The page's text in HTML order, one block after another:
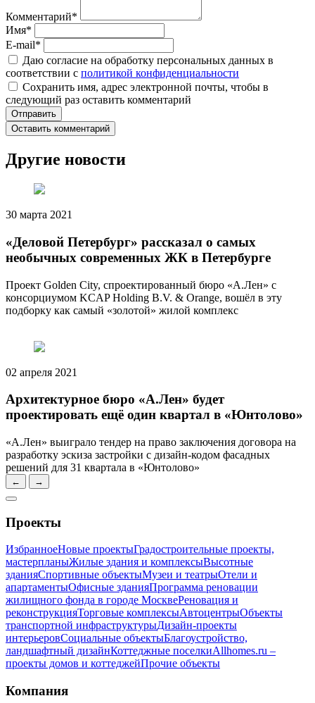
Комментарий*
Имя*
E-mail*
Даю согласие на обработку персональных данных в
соответствии с политикой конфиденциальности
Сохранить имя, адрес электронной почты, чтобы в
следующий раз оставить комментарий
Оставить комментарий
Другие новости
30 марта 2021
«Деловой Петербург» рассказал о самых
необычных современных ЖК в Петербурге
Проект Golden City, спроектированный бюро «А.Лен» с
консорциумом KCAP Holding B.V. & Orange, вошёл в эту
подборку как самый «золотой» жилой комплекс
02 апреля 2021
Архитектурное бюро «А.Лен» будет
проектировать ещё один квартал в «Юнтолово»
«А.Лен» выиграло тендер на право заключения договора на
разработку эскиза застройки с дизайн-кодом фасадных
решений для 31 квартала в «Юнтолово»
← →
Проекты
ИзбранноеНовые проектыГрадостроительные проекты,
мастерпланыЖилые здания и комплексыВысотные
зданияСпортивные объектыМузеи и театрыОтели и
апартаментыОфисные зданияПрограмма реновации
жилищного фонда в городе МосквеРеновация и
реконструкцияТорговые комплексыАвтоцентрыОбъекты
транспортной инфраструктурыДизайн-проекты
интерьеровСоциальные объектыБлагоустройство,
ландшафтный дизайнКоттеджные поселкиAllhomes.ru –
проекты домов и коттеджейПрочие объекты
Компания